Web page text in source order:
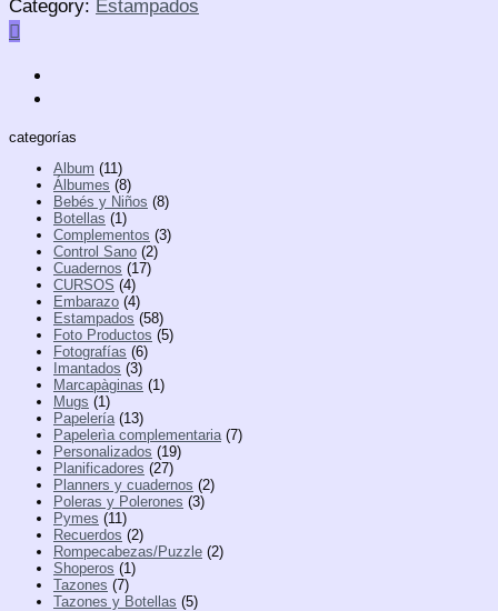
Mañana
será
quantity
Category: Estampados
categorías
Album (11)
Álbumes (8)
Bebés y Niños (8)
Botellas (1)
Complementos (3)
Control Sano (2)
Cuadernos (17)
CURSOS (4)
Embarazo (4)
Estampados (58)
Foto Productos (5)
Fotografías (6)
Imantados (3)
Marcapàginas (1)
Mugs (1)
Papelería (13)
Papelerìa complementaria (7)
Personalizados (19)
Planificadores (27)
Planners y cuadernos (2)
Poleras y Polerones (3)
Pymes (11)
Recuerdos (2)
Rompecabezas/Puzzle (2)
Shoperos (1)
Tazones (7)
Tazones y Botellas (5)